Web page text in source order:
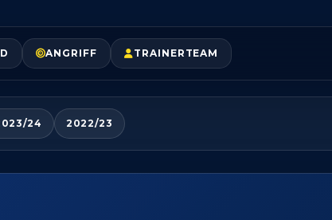
ANGRIFF TRAINERTEAM
24 2022/23